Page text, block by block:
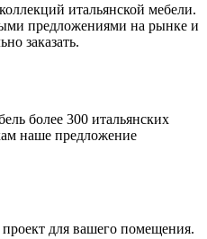
итальянской мебели.
предложениями на рынке и
заказать.
более 300 итальянских
наше предложение
для вашего помещения.